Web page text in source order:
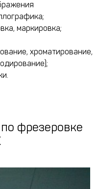
маркировка;
хроматирование,
фрезеровке